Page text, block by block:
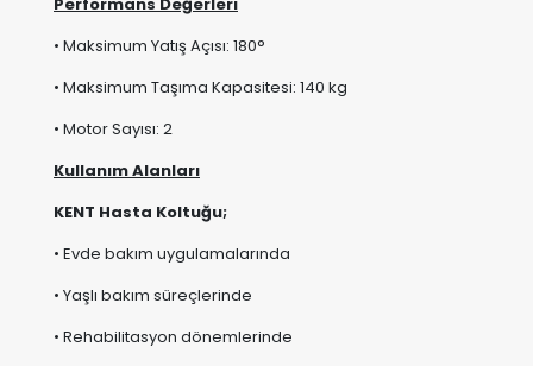
Kullanım Alanları
KENT Hasta Koltuğu;
• Evde bakım uygulamalarında
• Rehabilitasyon dönemlerinde
• Günlük dinlenme alanlarında
• Uzun süreli oturum gerektiren kullanım alanlarında
• Geniş oturum alanı tercih eden kullanıcı gruplarında